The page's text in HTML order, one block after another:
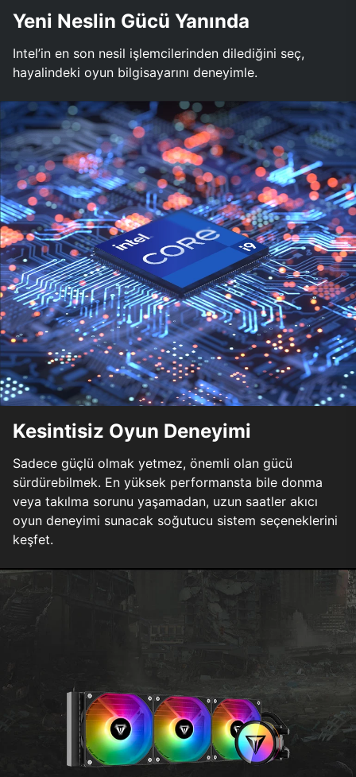
Yeni Neslin Gücü Yanında
Intel’in en son nesil işlemcilerinden dilediğini seç,
hayalindeki oyun bilgisayarını deneyimle.
Kesintisiz Oyun Deneyimi
Sadece güçlü olmak yetmez, önemli olan gücü
sürdürebilmek. En yüksek performansta bile donma
veya takılma sorunu yaşamadan, uzun saatler akıcı
oyun deneyimi sunacak soğutucu sistem seçeneklerini
keşfet.